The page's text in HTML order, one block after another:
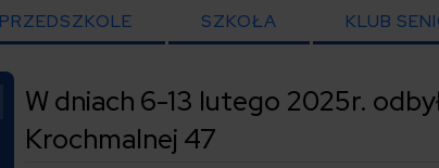
PRZEDSZKOLE SZKOŁA KLUB
W dniach 6-13 lutego 2025r.
Krochmalnej 47